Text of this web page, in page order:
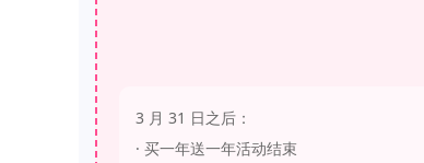
3 月 31 日之后：
· 买一年送一年活动结束